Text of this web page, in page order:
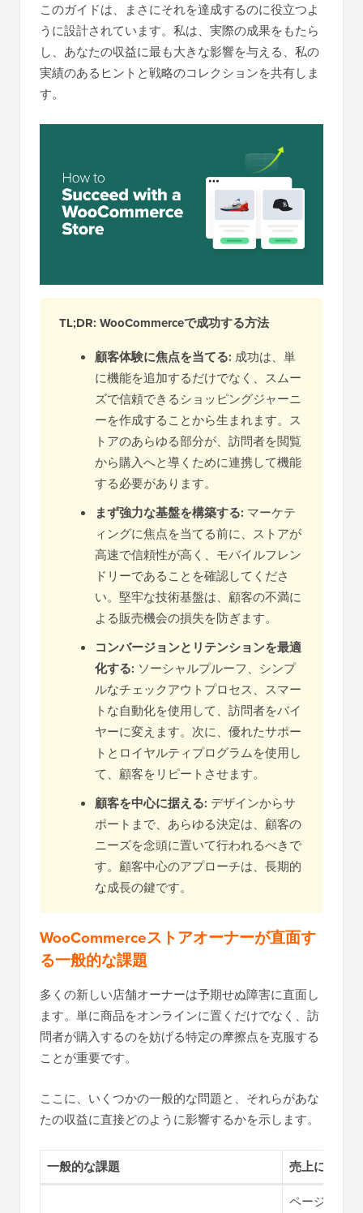
このガイドは、まさにそれを達成するのに役立つよ
うに設計されています。私は、実際の成果をもたら
し、あなたの収益に最も大きな影響を与える、私の
実績のあるヒントと戦略のコレクションを共有しま
す。
TL;DR: WooCommerceで成功する方法
顧客体験に焦点を当てる: 成功は、単
に機能を追加するだけでなく、スムー
ズで信頼できるショッピングジャーニ
ーを作成することから生まれます。ス
トアのあらゆる部分が、訪問者を閲覧
から購入へと導くために連携して機能
する必要があります。
まず強力な基盤を構築する: マーケテ
ィングに焦点を当てる前に、ストアが
高速で信頼性が高く、モバイルフレン
ドリーであることを確認してくださ
い。堅牢な技術基盤は、顧客の不満に
よる販売機会の損失を防ぎます。
コンバージョンとリテンションを最適
化する: ソーシャルプルーフ、シンプ
ルなチェックアウトプロセス、スマー
トな自動化を使用して、訪問者をバイ
ヤーに変えます。次に、優れたサポー
トとロイヤルティプログラムを使用し
て、顧客をリピートさせます。
顧客を中心に据える: デザインからサ
ポートまで、あらゆる決定は、顧客の
ニーズを念頭に置いて行われるべきで
す。顧客中心のアプローチは、長期的
な成長の鍵です。
WooCommerceストアオーナーが直面す
る一般的な課題
多くの新しい店舗オーナーは予期せぬ障害に直面し
ます。単に商品をオンラインに置くだけでなく、訪
問者が購入するのを妨げる特定の摩擦点を克服する
ことが重要です。
ここに、いくつかの一般的な問題と、それらがあな
たの収益に直接どのように影響するかを示します。
一般的な課題 売上にどう
ページが読